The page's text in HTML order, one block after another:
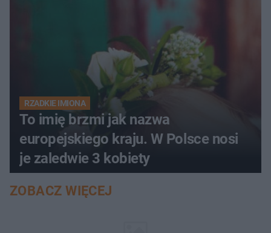
RZADKIE IMIONA
To imię brzmi jak nazwa
europejskiego kraju. W Polsce nosi
je zaledwie 3 kobiety
ZOBACZ WIĘCEJ